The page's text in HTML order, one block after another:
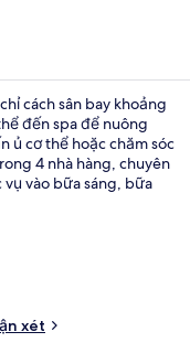
cách sân bay khoảng
đến spa để nuông
ủ cơ thể hoặc chăm sóc
4 nhà hàng, chuyên
vào bữa sáng, bữa
nước và sân thượng.
điều gây ấn
thông công cộng ở
xét